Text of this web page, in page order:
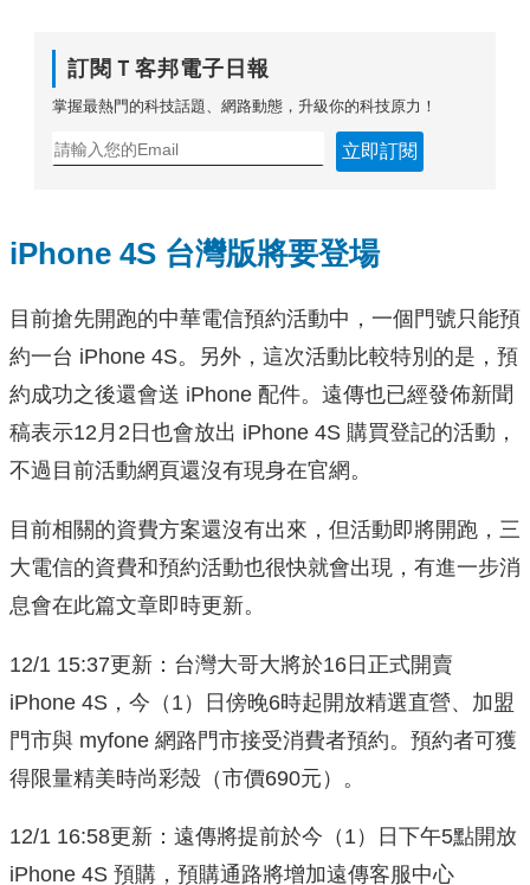
訂閱Ｔ客邦電子日報
掌握最熱門的科技話題、網路動態，升級你的科技原力！
立即訂閱
iPhone 4S 台灣版將要登場
目前搶先開跑的中華電信預約活動中，一個門號只能預
約一台 iPhone 4S。另外，這次活動比較特別的是，預
約成功之後還會送 iPhone 配件。遠傳也已經發佈新聞
稿表示12月2日也會放出 iPhone 4S 購買登記的活動，
不過目前活動網頁還沒有現身在官網。
目前相關的資費方案還沒有出來，但活動即將開跑，三
大電信的資費和預約活動也很快就會出現，有進一步消
息會在此篇文章即時更新。
12/1 15:37更新：台灣大哥大將於16日正式開賣
iPhone 4S，今（1）日傍晚6時起開放精選直營、加盟
門市與 myfone 網路門市接受消費者預約。預約者可獲
得限量精美時尚彩殼（市價690元）。
12/1 16:58更新：遠傳將提前於今（1）日下午5點開放
iPhone 4S 預購，預購通路將增加遠傳客服中心